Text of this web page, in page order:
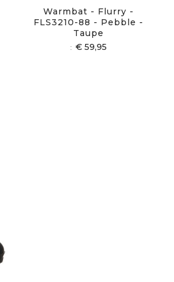
Warmbat - Flurry -
FLS3210-88 - Pebble -
Taupe
€ 59,95